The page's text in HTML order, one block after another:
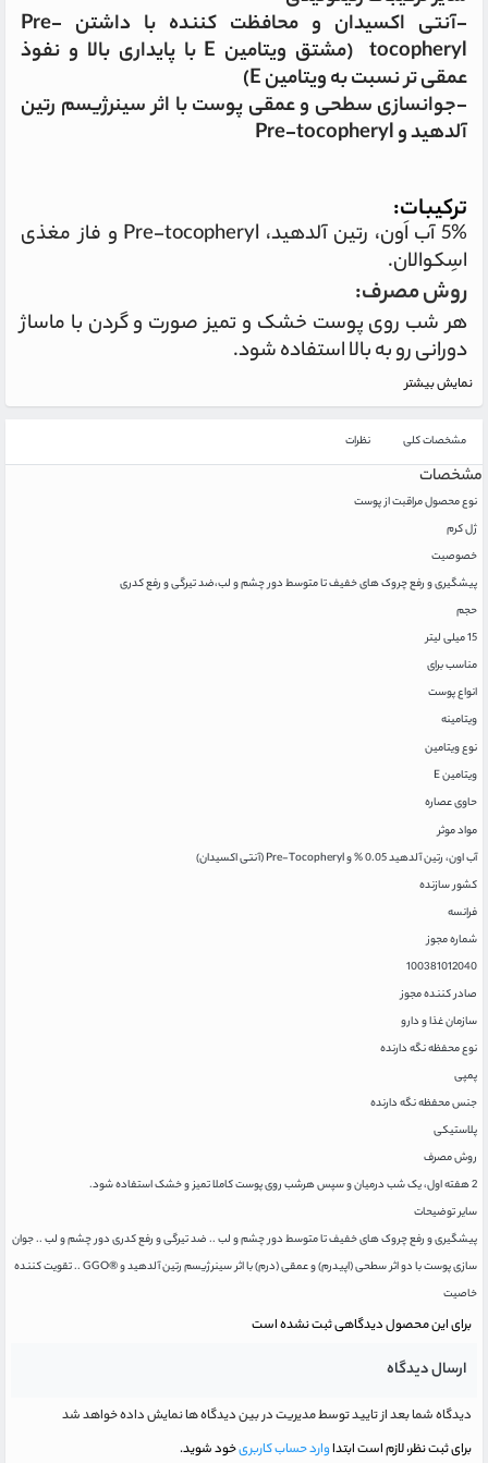
-آنتی اکسیدان و محافظت کننده با داشتن Pre-
tocopheryl (مشتق ویتامین E با پایداری بالا و نفوذ
عمقی تر نسبت به ویتامین E)
-جوانسازی سطحی و عمقی پوست با اثر سینرژیسم رتین
آلدهید و Pre-tocopheryl
ترکیبات:
5% آب اَون، رتین آلدهید، Pre-tocopheryl و فاز مغذی
اسِکوالان.
روش مصرف:
هر شب روی پوست خشک و تمیز صورت و گردن با ماساژ
دورانی رو به بالا استفاده شود.
نمایش بیشتر
مشخصات کلی نظرات
مشخصات
نوع محصول مراقبت از پوست
ژل کرم
خصوصیت
پیشگیری و رفع چروک های خفیف تا متوسط دور چشم و لب،ضد تیرگی و رفع کدری
حجم
15 میلی لیتر
مناسب برای
انواع پوست
ویتامینه
نوع ویتامین
ویتامین E
حاوی عصاره
مواد موثر
آب اون، رتین آلدهید 0.05 % و Pre-Tocopheryl (آنتی اکسیدان)
کشور سازنده
فرانسه
شماره مجوز
100381012040
صادر کننده مجوز
سازمان غذا و دارو
نوع محفظه نگه دارنده
پمپی
جنس محفظه نگه دارنده
پلاستیکی
روش مصرف
2 هفته اول، یک شب درمیان و سپس هرشب روی پوست کاملا تمیز و خشک استفاده شود.
سایر توضیحات
پیشگیری و رفع چروک های خفیف تا متوسط دور چشم و لب .. ضد تیرگی و رفع کدری دور چشم و لب .. جوان
سازی پوست با دو اثر سطحی (اپیدرم) و عمقی (درم) با اثر سینرژیسم رتین آلدهید و ®GGO .. تقویت کننده
خاصیت
برای این محصول دیدگاهی ثبت نشده است
ارسال دیدگاه
دیدگاه شما بعد از تایید توسط مدیریت در بین دیدگاه ها نمایش داده خواهد شد
برای ثبت نظر، لازم است ابتداوارد حساب کاربریخود شوید.